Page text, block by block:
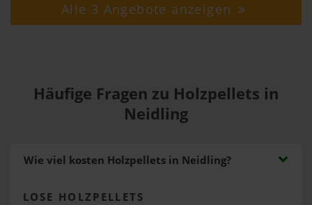
Alle 3 Angebote anzeigen
Häufige Fragen zu Holzpellets in
Neidling
Wie viel kosten Holzpellets in Neidling?
LOSE HOLZPELLETS